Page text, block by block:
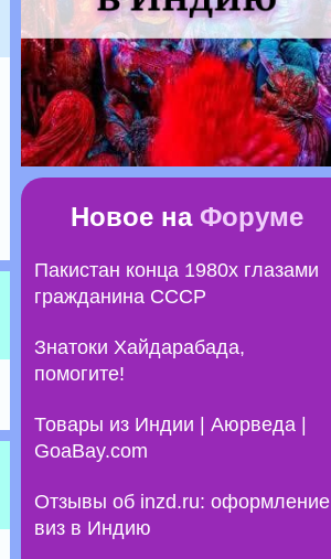
Новое на Форуме
Пакистан конца 1980х глазами
гражданина СССР
Знатоки Хайдарабада,
помогите!
Товары из Индии | Аюрведа |
GoaBay.com
Отзывы об inzd.ru: оформление
виз в Индию